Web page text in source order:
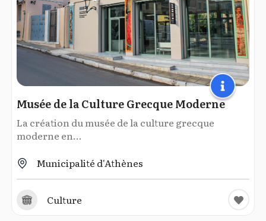
Musée de la Culture Grecque Moderne
La création du musée de la culture grecque
moderne en...
Municipalité d'Athènes
Culture